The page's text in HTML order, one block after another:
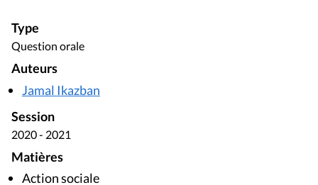
Type
Question orale
Auteurs
Jamal Ikazban
Session
2020 - 2021
Matières
Action sociale